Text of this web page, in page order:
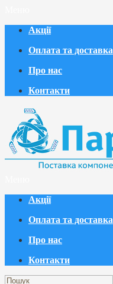
Акції
Оплата та доставка
Про нас
Контакти
Акції
Оплата та доставка
Про нас
Контакти